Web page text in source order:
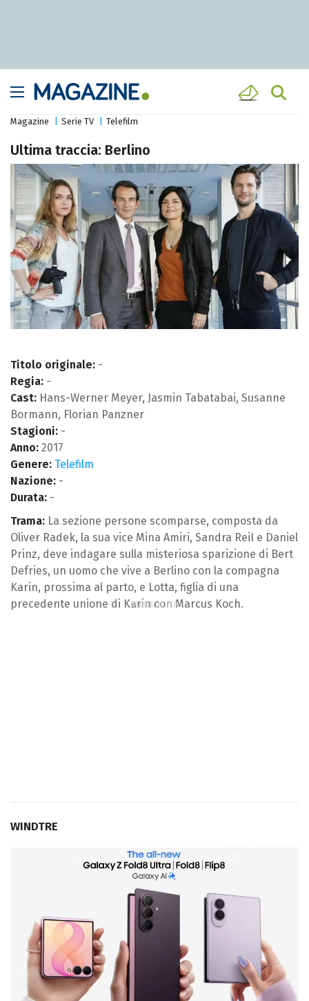
Magazine Serie TV Telefilm
Ultima traccia: Berlino
Titolo originale: -
Regia: -
Cast: Hans-Werner Meyer, Jasmin Tabatabai, Susanne
Bormann, Florian Panzner
Stagioni: -
Anno: 2017
Genere: Telefilm
Nazione: -
Durata: -
Trama: La sezione persone scomparse, composta da
Oliver Radek, la sua vice Mina Amiri, Sandra ReiI e Daniel
Prinz, deve indagare sulla misteriosa sparizione di Bert
Defries, un uomo che vive a Berlino con la compagna
Karin, prossima al parto, e Lotta, figlia di una
precedente unione di Karin con Marcus Koch.
WINDTRE